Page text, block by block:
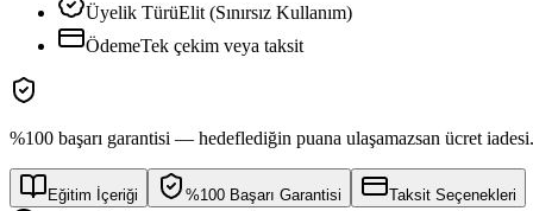
Üyelik TürüElit (Sınırsız Kullanım)
ÖdemeTek çekim veya taksit
%100 başarı garantisi — hedeflediğin puana ulaşamazsan ücret iadesi.
Eğitim İçeriği %100 Başarı Garantisi Taksit Seçenekleri